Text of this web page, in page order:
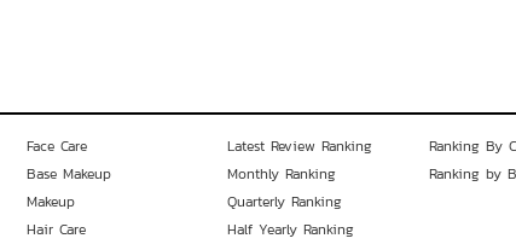
Face Care
Base Makeup
Makeup
Hair Care
Latest Review Ranking
Monthly Ranking
Quarterly Ranking
Half Yearly Ranking
Ranking By
Ranking by